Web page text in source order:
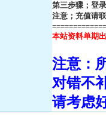
第三步骤；登
注意；充值请
本站资料单期
注意：
对错不
请考虑